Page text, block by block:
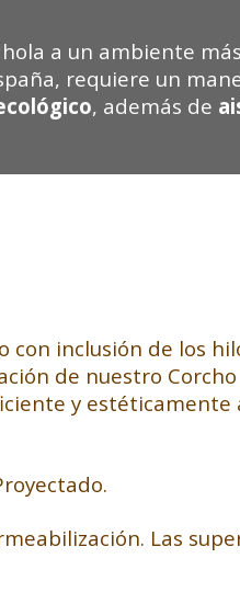
a un ambiente
requiere un
, además de
inclusión de los
de nuestro
y estéticamente
Las